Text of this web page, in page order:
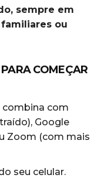
sempre em
ou
COMEÇAR
combina com
Google
Zoom (com mais
seu celular.